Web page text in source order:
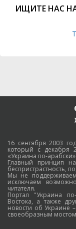
ИЩИТЕ НАС НА
16 сентября 2003
который с декабря
«Украина по-арабски».
Главный принцип
беспристрастность,
Мы не
исключаем
читателя.
Портал "Украина
Востока, а также
новости об Украине
своеобразным